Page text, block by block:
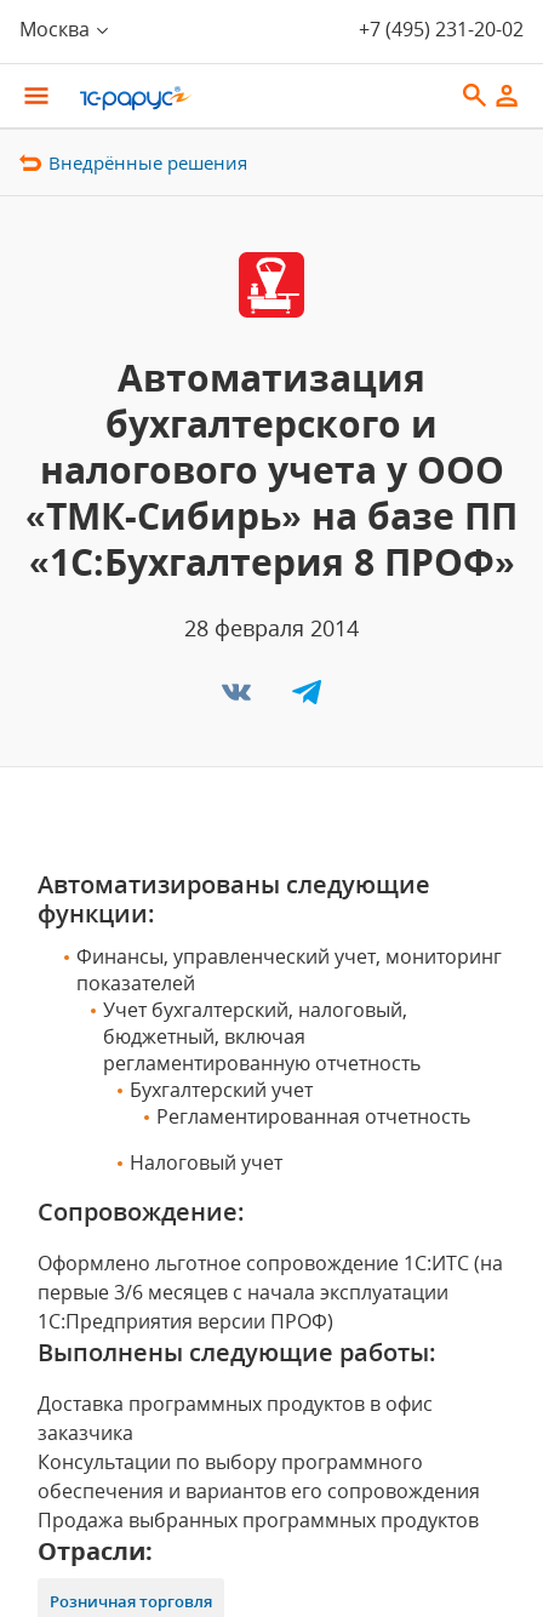
Москва +7 (495) 231-20-02
Внедрённые решения
Автоматизация
бухгалтерского и
налогового учета у ООО
«ТМК-Сибирь» на базе ПП
«1C:Бухгалтерия 8 ПРОФ»
28 февраля 2014
Автоматизированы следующие
функции:
Финансы, управленческий учет, мониторинг
показателей
Учет бухгалтерский, налоговый,
бюджетный, включая
регламентированную отчетность
Бухгалтерский учет
Регламентированная отчетность
Налоговый учет
Сопровождение:
Оформлено льготное сопровождение 1С:ИТС (на
первые 3/6 месяцев с начала эксплуатации
1С:Предприятия версии ПРОФ)
Выполнены следующие работы:
Доставка программных продуктов в офис
заказчика
Консультации по выбору программного
обеспечения и вариантов его сопровождения
Продажа выбранных программных продуктов
Отрасли:
Розничная торговля